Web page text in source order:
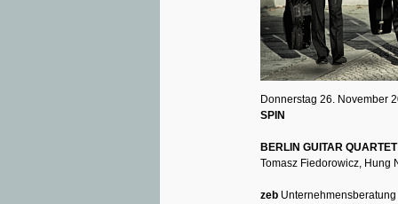
Donnerstag 26. November
SPIN
BERLIN GUITAR QUARTET
Tomasz Fiedorowicz, Hung
zeb Unternehmensberatung